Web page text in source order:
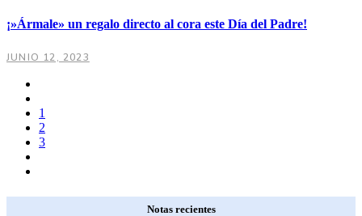
¡»Ármale» un regalo directo al cora este Día del Padre!
JUNIO 12, 2023
1
2
3
Notas recientes